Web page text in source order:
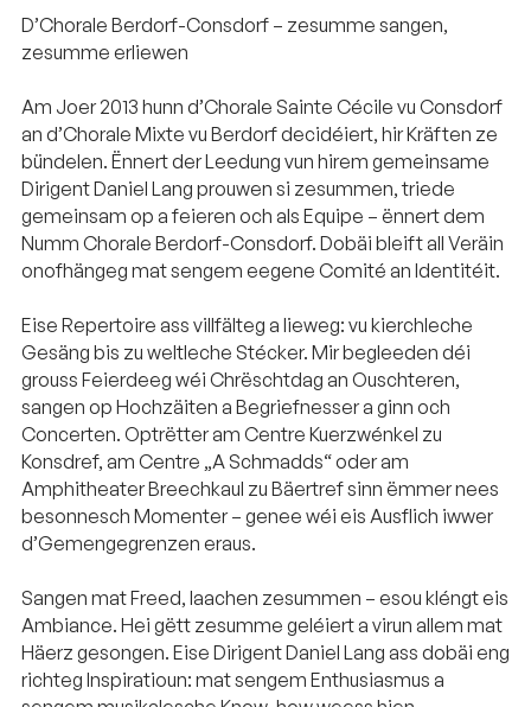
D’Chorale Berdorf-Consdorf – zesumme sangen,
zesumme erliewen
Am Joer 2013 hunn d’Chorale Sainte Cécile vu Consdorf
an d’Chorale Mixte vu Berdorf decidéiert, hir Kräften ze
bündelen. Ënnert der Leedung vun hirem gemeinsame
Dirigent Daniel Lang prouwen si zesummen, triede
gemeinsam op a feieren och als Equipe – ënnert dem
Numm Chorale Berdorf-Consdorf. Dobäi bleift all Veräin
onofhängeg mat sengem eegene Comité an Identitéit.
Eise Repertoire ass villfälteg a lieweg: vu kierchleche
Gesäng bis zu weltleche Stécker. Mir begleeden déi
grouss Feierdeeg wéi Chrëschtdag an Ouschteren,
sangen op Hochzäiten a Begriefnesser a ginn och
Concerten. Optrëtter am Centre Kuerzwénkel zu
Konsdref, am Centre „A Schmadds“ oder am
Amphitheater Breechkaul zu Bäertref sinn ëmmer nees
besonnesch Momenter – genee wéi eis Ausflich iwwer
d’Gemengegrenzen eraus.
Sangen mat Freed, laachen zesummen – esou kléngt eis
Ambiance. Hei gëtt zesumme geléiert a virun allem mat
Häerz gesongen. Eise Dirigent Daniel Lang ass dobäi eng
richteg Inspiratioun: mat sengem Enthusiasmus a